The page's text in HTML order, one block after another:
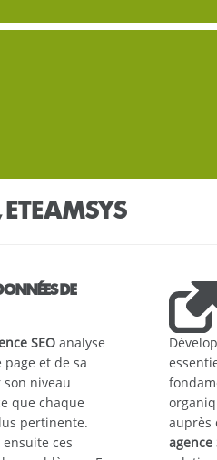
ETEAMSYS
DE
SEO analyse
page et de sa
niveau
que chaque
pertinente.
ces
auprès
agence